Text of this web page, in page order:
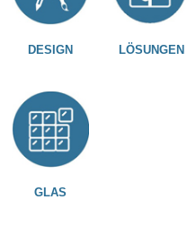
DESIGN LÖSUNGEN
GLAS